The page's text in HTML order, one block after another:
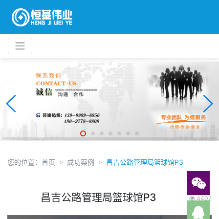
您的位置： 首页 成功案例 昌吉公路管理局篮球馆P3
昌吉公路管理局篮球馆P3 4402